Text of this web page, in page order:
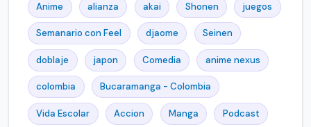
Anime alianza akai Shonen juegos
Semanario con Feel djaome Seinen
doblaje japon Comedia anime nexus
colombia Bucaramanga - Colombia
Vida Escolar Accion Manga Podcast